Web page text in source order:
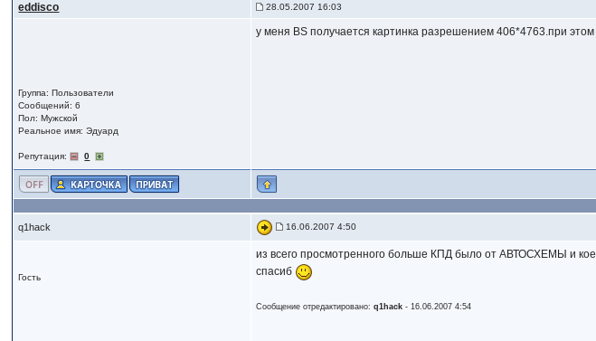
eddisco 28.05.2007 16:03
Группа: Пользователи
Сообщений: 6
Пол: Мужской
Реальное имя: Эдуард
Репутация: 0
у меня BS получается картинка разрешением 406*4763.при
q1hack 16.06.2007 4:50
Гость
из всего просмотренного больше КПД было от АВТОСХЕМЫ и кое
спасиб
Сообщение отредактировано:q1hack - 16.06.2007 4:54